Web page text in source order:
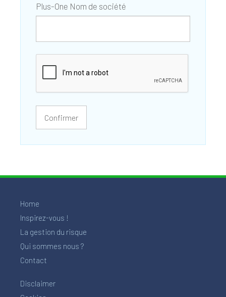
Plus-One Nom de société
Confirmer
Home
Inspirez-vous !
La gestion du risque
Qui sommes nous ?
Contact
Disclaimer